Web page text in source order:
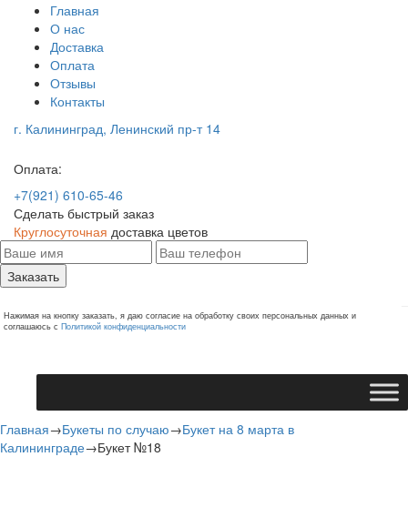
Главная
О нас
Доставка
Оплата
Отзывы
Контакты
г. Калининград, Ленинский пр-т 14
Оплата:
+7(921) 610-65-46
Сделать быстрый заказ
Круглосуточная доставка цветов
Заказать
Нажимая на кнопку заказать, я даю согласие на обработку своих персональных данных и
соглашаюсь с Политикой конфиденциальности
Главная→Букеты по случаю→Букет на 8 марта в
Калининграде→Букет №18